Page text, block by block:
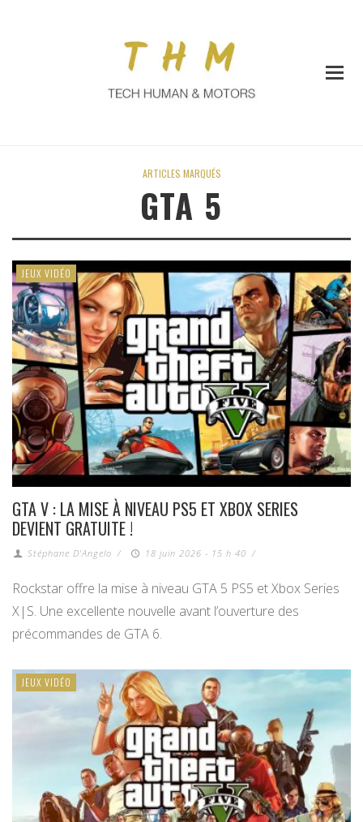
ARTICLES MARQUÉS
GTA 5
JEUX VIDÉO
GTA V : LA MISE À NIVEAU PS5 ET XBOX SERIES
DEVIENT GRATUITE !
Stéphane D'Angelo / 18 juin 2026 - 15 h 40 /
Rockstar offre la mise à niveau GTA 5 PS5 et Xbox Series
X|S. Une excellente nouvelle avant l’ouverture des
précommandes de GTA 6.
JEUX VIDÉO